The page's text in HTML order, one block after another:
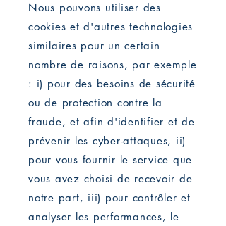
Nous pouvons utiliser des
cookies et d'autres technologies
similaires pour un certain
nombre de raisons, par exemple
: i) pour des besoins de sécurité
ou de protection contre la
fraude, et afin d'identifier et de
prévenir les cyber-attaques, ii)
pour vous fournir le service que
vous avez choisi de recevoir de
notre part, iii) pour contrôler et
analyser les performances, le